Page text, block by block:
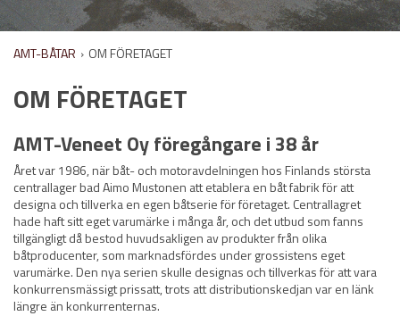
AMT-BÅTAR › OM FÖRETAGET
OM FÖRETAGET
AMT-Veneet Oy föregångare i 38 år
Året var 1986, när båt- och motoravdelningen hos Finlands största
centrallager bad Aimo Mustonen att etablera en båt fabrik för att
designa och tillverka en egen båtserie för företaget. Centrallagret
hade haft sitt eget varumärke i många år, och det utbud som fanns
tillgängligt då bestod huvudsakligen av produkter från olika
båtproducenter, som marknadsfördes under grossistens eget
varumärke. Den nya serien skulle designas och tillverkas för att vara
konkurrensmässigt prissatt, trots att distributionskedjan var en länk
längre än konkurrenternas.